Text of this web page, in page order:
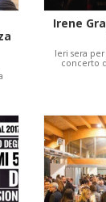
Irene
Ieri sera
concerto